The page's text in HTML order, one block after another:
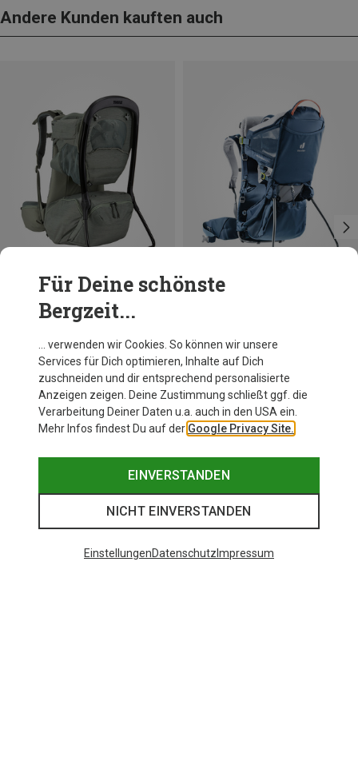
Andere Kunden kauften auch
Du sparst 10%
Deuter
Kid Comfort Active Trage
270,40 €
Für Deine schönste
Bergzeit...
… verwenden wir Cookies. So können wir unsere
Services für Dich optimieren, Inhalte auf Dich
zuschneiden und dir entsprechend personalisierte
Anzeigen zeigen. Deine Zustimmung schließt ggf. die
Verarbeitung Deiner Daten u.a. auch in den USA ein.
Mehr Infos findest Du auf der Google Privacy Site.
EINVERSTANDEN
NICHT EINVERSTANDEN
EinstellungenDatenschutz Impressum